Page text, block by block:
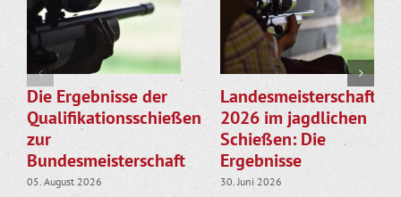
Die Ergebnisse der
Qualifikationsschießen
zur
Bundesmeisterschaft
05. August 2026
Landesmeisterschaften
2026 im jagdlichen
Schießen: Die
Ergebnisse
30. Juni 2026